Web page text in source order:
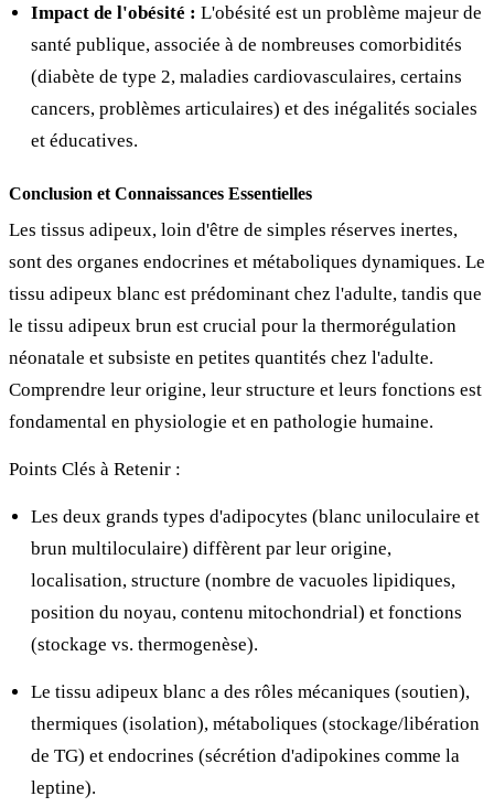
Impact de l'obésité : L'obésité est un problème majeur de
santé publique, associée à de nombreuses comorbidités
(diabète de type 2, maladies cardiovasculaires, certains
cancers, problèmes articulaires) et des inégalités sociales
et éducatives.
Conclusion et Connaissances Essentielles
Les tissus adipeux, loin d'être de simples réserves inertes,
sont des organes endocrines et métaboliques dynamiques. Le
tissu adipeux blanc est prédominant chez l'adulte, tandis que
le tissu adipeux brun est crucial pour la thermorégulation
néonatale et subsiste en petites quantités chez l'adulte.
Comprendre leur origine, leur structure et leurs fonctions est
fondamental en physiologie et en pathologie humaine.
Points Clés à Retenir :
Les deux grands types d'adipocytes (blanc uniloculaire et
brun multiloculaire) diffèrent par leur origine,
localisation, structure (nombre de vacuoles lipidiques,
position du noyau, contenu mitochondrial) et fonctions
(stockage vs. thermogenèse).
Le tissu adipeux blanc a des rôles mécaniques (soutien),
thermiques (isolation), métaboliques (stockage/libération
de TG) et endocrines (sécrétion d'adipokines comme la
leptine).